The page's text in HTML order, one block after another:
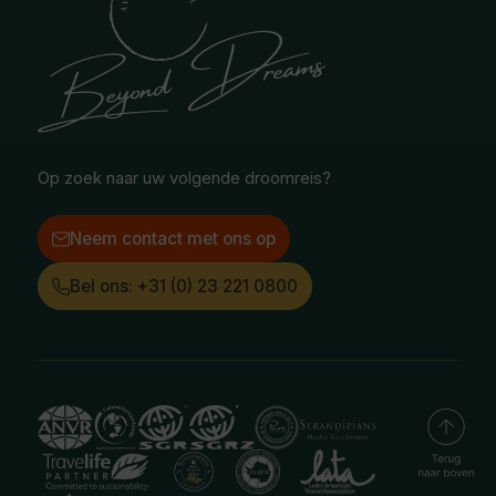
Noord-Amerika
Poolgebied
Safari & Wildlife reizen
Selfdrive reizen
Treinreizen
Reisvoorwaarden
Vacatures
Facebook
Instagram
Op zoek naar uw volgende droomreis?
Neem contact met ons op
Bel ons: +31 (0) 23 221 0800